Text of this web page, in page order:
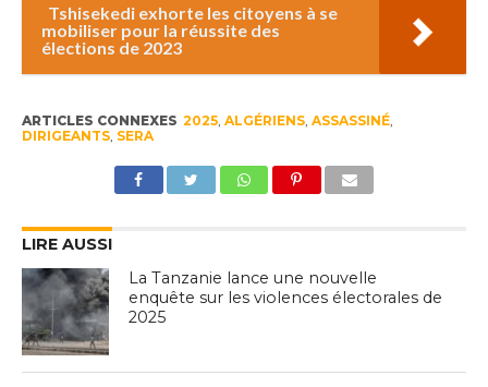
Tshisekedi exhorte les citoyens à se
mobiliser pour la réussite des
élections de 2023
ARTICLES CONNEXES 2025, ALGÉRIENS, ASSASSINÉ,
DIRIGEANTS, SERA
LIRE AUSSI
La Tanzanie lance une nouvelle
enquête sur les violences électorales de
2025